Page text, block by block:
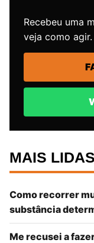
Recebeu uma
veja como agir.
MAIS LIDAS
Como recorrer
substância
Me recusei a